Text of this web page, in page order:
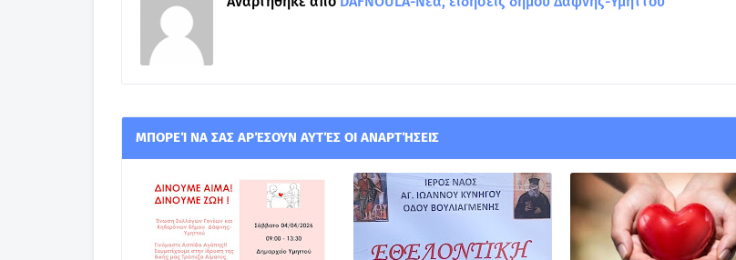
ΜΠΟΡΕΊ ΝΑ ΣΑΣ ΑΡΈΣΟΥΝ ΑΥΤΈΣ ΟΙ ΑΝΑΡΤΉΣΕΙΣ